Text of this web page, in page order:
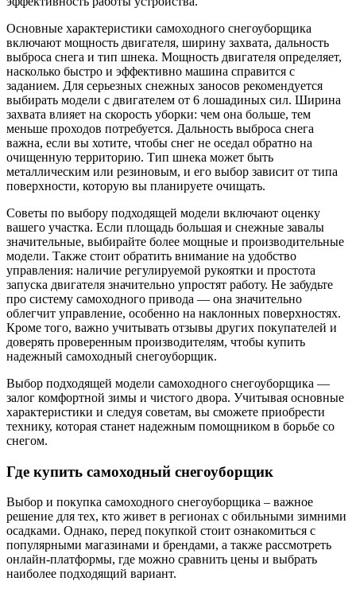
Основные характеристики самоходного снегоуборщика
включают мощность двигателя, ширину захвата, дальность
выброса снега и тип шнека. Мощность двигателя определяет,
насколько быстро и эффективно машина справится с
заданием. Для серьезных снежных заносов рекомендуется
выбирать модели с двигателем от 6 лошадиных сил. Ширина
захвата влияет на скорость уборки: чем она больше, тем
меньше проходов потребуется. Дальность выброса снега
важна, если вы хотите, чтобы снег не оседал обратно на
очищенную территорию. Тип шнека может быть
металлическим или резиновым, и его выбор зависит от типа
поверхности, которую вы планируете очищать.
Советы по выбору подходящей модели включают оценку
вашего участка. Если площадь большая и снежные завалы
значительные, выбирайте более мощные и производительные
модели. Также стоит обратить внимание на удобство
управления: наличие регулируемой рукоятки и простота
запуска двигателя значительно упростят работу. Не забудьте
про систему самоходного привода — она значительно
облегчит управление, особенно на наклонных поверхностях.
Кроме того, важно учитывать отзывы других покупателей и
доверять проверенным производителям, чтобы купить
надежный самоходный снегоуборщик.
Выбор подходящей модели самоходного снегоуборщика —
залог комфортной зимы и чистого двора. Учитывая основные
характеристики и следуя советам, вы сможете приобрести
технику, которая станет надежным помощником в борьбе со
снегом.
Где купить самоходный снегоуборщик
Выбор и покупка самоходного снегоуборщика – важное
решение для тех, кто живет в регионах с обильными зимними
осадками. Однако, перед покупкой стоит ознакомиться с
популярными магазинами и брендами, а также рассмотреть
онлайн-платформы, где можно сравнить цены и выбрать
наиболее подходящий вариант.